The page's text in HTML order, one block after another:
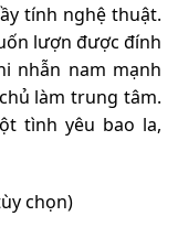
tính nghệ thuật.
lượn được đính
nhẫn nam mạnh
làm trung tâm.
tình yêu bao la,
chọn)